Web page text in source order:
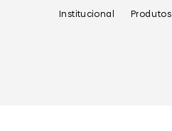
Institucional Produtos